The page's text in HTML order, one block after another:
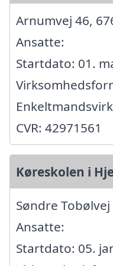
Arnumvej 46,
Ansatte:
Startdato: 01.
CVR: 42971561
Køreskolen i
Søndre
Ansatte:
Startdato: 05.